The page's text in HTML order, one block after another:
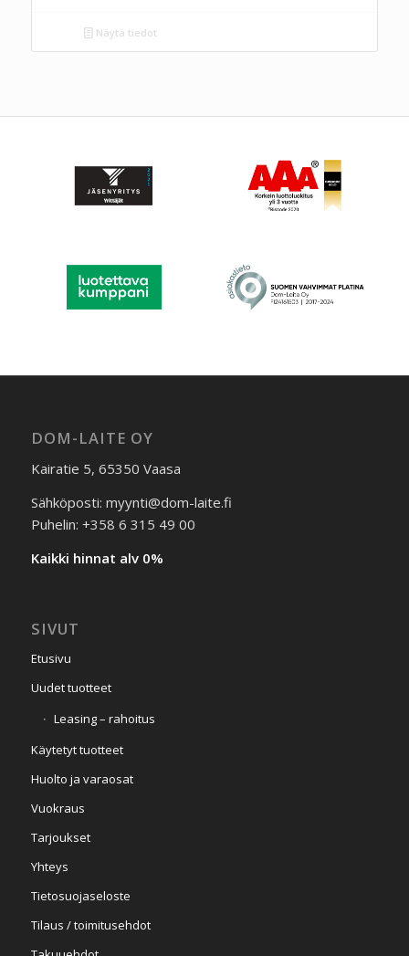
Näytä tiedot
DOM-LAITE OY
Kairatie 5, 65350 Vaasa
Sähköposti: myynti@dom-laite.fi
Puhelin: +358 6 315 49 00
Kaikki hinnat alv 0%
SIVUT
Etusivu
Uudet tuotteet
Leasing – rahoitus
Käytetyt tuotteet
Huolto ja varaosat
Vuokraus
Tarjoukset
Yhteys
Tietosuojaseloste
Tilaus / toimitusehdot